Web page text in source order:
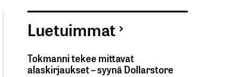
Luetuimmat
Tokmanni tekee mittavat
alaskirjaukset – syynä Dollarstore